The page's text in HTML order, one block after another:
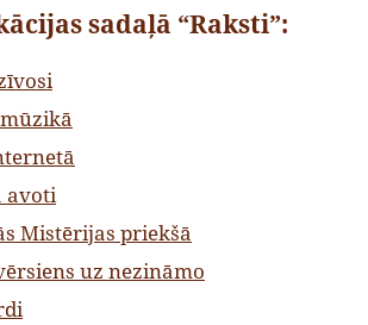
sadaļā “Raksti”:
avoti
Mistērijas priekšā
uz nezināmo